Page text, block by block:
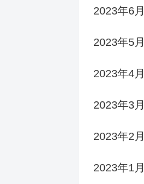
2023年6月
2023年5月
2023年4月
2023年3月
2023年2月
2023年1月